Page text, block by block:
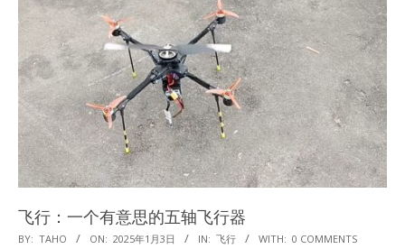
飞行：一个有意思的五轴飞行器
2025-
BY: TAHO ON: 2025年1月3日 IN: 飞行 WITH: 0 COMMENTS